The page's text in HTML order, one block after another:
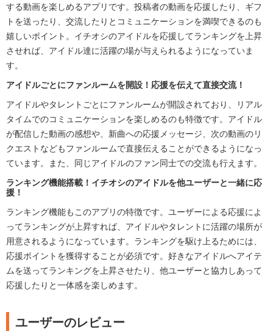
する動画を楽しめるアプリです。投稿者の動画を応援したり、ギフ
トを送ったり、交流したりとコミュニケーションを満喫できるのも
嬉しいポイント。イチオシのアイドルを応援してランキングを上昇
させれば、アイドル達に活躍の場が与えられるようになっていま
す。
アイドルごとにファンルームを開設！応援を伝えて直接交流！
アイドルやタレントごとにファンルームが開設されており、リアル
タイムでのコミュニケーションを楽しめるのも特徴です。アイドル
が配信した動画の感想や、新曲への応援メッセージ、次の動画のリ
クエストなどもファンルームで直接伝えることができるようになっ
ています。また、同じアイドルのファン同士での交流も行えます。
ランキング機能搭載！イチオシのアイドルを他ユーザーと一緒に応
援！
ランキング機能もこのアプリの特徴です。ユーザーによる応援によ
ってランキングが上昇すれば、アイドルやタレントに活躍の場所が
用意されるようになっています。ランキングを駆け上るためには、
応援ポイントを獲得することが必須です。好きなアイドルへアイテ
ムを送ってランキングを上昇させたり、他ユーザーと協力しあって
応援したりと一体感を楽しめます。
ユーザーのレビュー